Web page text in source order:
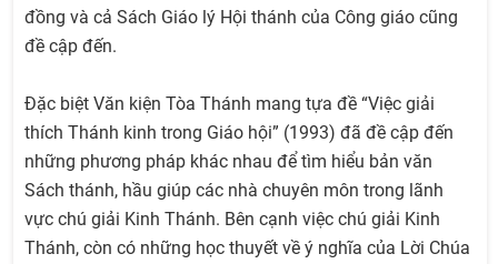
đồng và cả Sách Giáo lý Hội thánh của Công giáo cũng
đề cập đến.
Đặc biệt Văn kiện Tòa Thánh mang tựa đề “Việc giải
thích Thánh kinh trong Giáo hội” (1993) đã đề cập đến
những phương pháp khác nhau để tìm hiểu bản văn
Sách thánh, hầu giúp các nhà chuyên môn trong lãnh
vực chú giải Kinh Thánh. Bên cạnh việc chú giải Kinh
Thánh, còn có những học thuyết về ý nghĩa của Lời Chúa